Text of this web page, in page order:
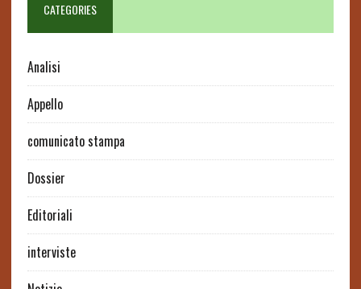
CATEGORIES
Analisi
Appello
comunicato stampa
Dossier
Editoriali
interviste